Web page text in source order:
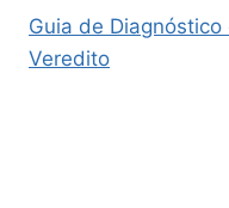
Guia de
Veredito